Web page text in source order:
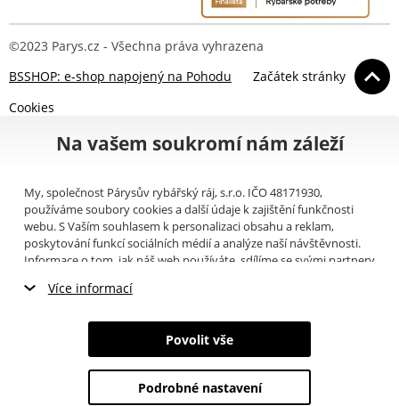
©2023 Parys.cz - Všechna práva vyhrazena
BSSHOP: e-shop napojený na Pohodu
Začátek stránky
Cookies
Na vašem soukromí nám záleží
My, společnost Párysův rybářský ráj, s.r.o. IČO 48171930,
používáme soubory cookies a další údaje k zajištění funkčnosti
webu. S Vaším souhlasem k personalizaci obsahu a reklam,
poskytování funkcí sociálních médií a analýze naší návštěvnosti.
Informace o tom, jak náš web používáte, sdílíme se svými partnery
můžete přečíst, jak tyto informace Google používá. Partneři tyto
poskytli nebo které získali v důsledku toho, že používáte jejich
služby. Tyto údaje zahrnují cookies, data z dalších úložišť, IP
adresu a další informace spojené s prohlížením webu. Svůj souhlas
Více informací
Nezbytné cookies
Marketingové cookies
Analytické cookies
Povolit vše
Podrobné nastavení